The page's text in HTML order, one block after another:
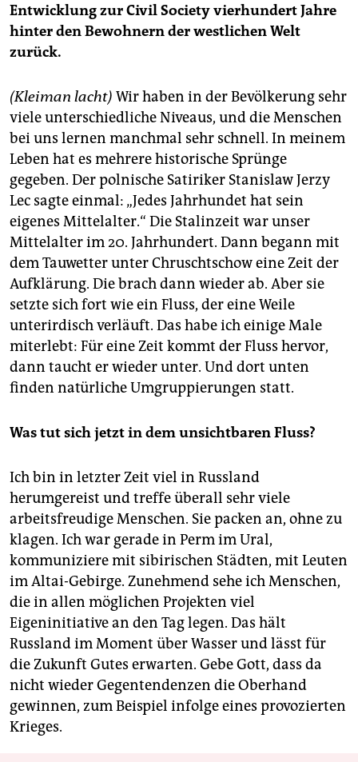
Entwicklung zur Civil Society vierhundert Jahre
hinter den Bewohnern der westlichen Welt
zurück.
(Kleiman lacht) Wir haben in der Bevölkerung sehr
viele unterschiedliche Niveaus, und die Menschen
bei uns lernen manchmal sehr schnell. In meinem
Leben hat es mehrere historische Sprünge
gegeben. Der polnische Satiriker Stanislaw Jerzy
Lec sagte einmal: „Jedes Jahrhundet hat sein
eigenes Mittelalter.“ Die Stalinzeit war unser
Mittelalter im 20. Jahrhundert. Dann begann mit
dem Tauwetter unter Chruschtschow eine Zeit der
Aufklärung. Die brach dann wieder ab. Aber sie
setzte sich fort wie ein Fluss, der eine Weile
unterirdisch verläuft. Das habe ich einige Male
miterlebt: Für eine Zeit kommt der Fluss hervor,
dann taucht er wieder unter. Und dort unten
finden natürliche Umgruppierungen statt.
Was tut sich jetzt in dem unsichtbaren Fluss?
Ich bin in letzter Zeit viel in Russland
herumgereist und treffe überall sehr viele
arbeitsfreudige Menschen. Sie packen an, ohne zu
klagen. Ich war gerade in Perm im Ural,
kommuniziere mit sibirischen Städten, mit Leuten
im Altai-Gebirge. Zunehmend sehe ich Menschen,
die in allen möglichen Projekten viel
Eigeninitiative an den Tag legen. Das hält
Russland im Moment über Wasser und lässt für
die Zukunft Gutes erwarten. Gebe Gott, dass da
nicht wieder Gegentendenzen die Oberhand
gewinnen, zum Beispiel infolge eines provozierten
Krieges.